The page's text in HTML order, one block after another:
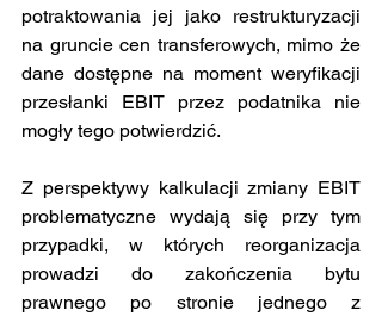
potraktowania jej jako restrukturyzacji
na gruncie cen transferowych, mimo że
dane dostępne na moment weryfikacji
przesłanki EBIT przez podatnika nie
mogły tego potwierdzić.
Z perspektywy kalkulacji zmiany EBIT
problematyczne wydają się przy tym
przypadki, w których reorganizacja
prowadzi do zakończenia bytu
prawnego po stronie jednego z